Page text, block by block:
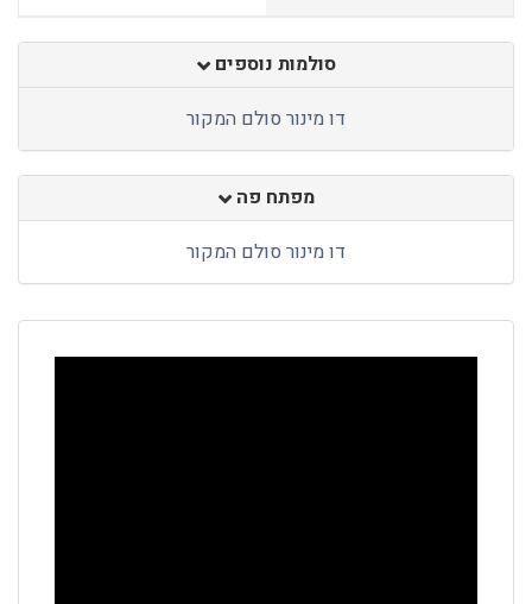
סולמות נוספים
דו מינור סולם המקור
מפתח פה
דו מינור סולם המקור